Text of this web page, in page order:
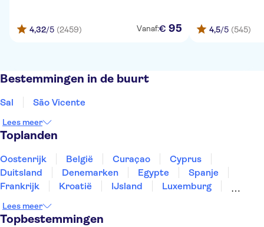
4,32/5 (2459) Vanaf:€ 95 4,5/5 (545)
Bestemmingen in de buurt
Sal São Vicente
Lees meer
Toplanden
Oostenrijk België Curaçao
Cyprus
Duitsland
Denemarken Egypte
Spanje
Frankrijk
Kroatië IJsland
Luxemburg
Slovenië
Thailand
Lees meer
Topbestemmingen